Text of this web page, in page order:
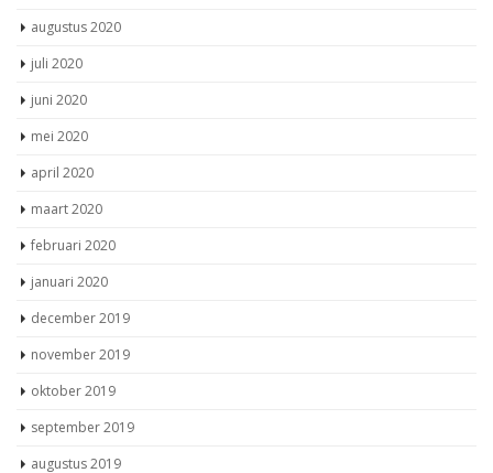
augustus 2020
juli 2020
juni 2020
mei 2020
april 2020
maart 2020
februari 2020
januari 2020
december 2019
november 2019
oktober 2019
september 2019
augustus 2019